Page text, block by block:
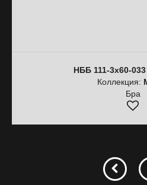
НББ 111-3х60-033
Коллекция:
Бра